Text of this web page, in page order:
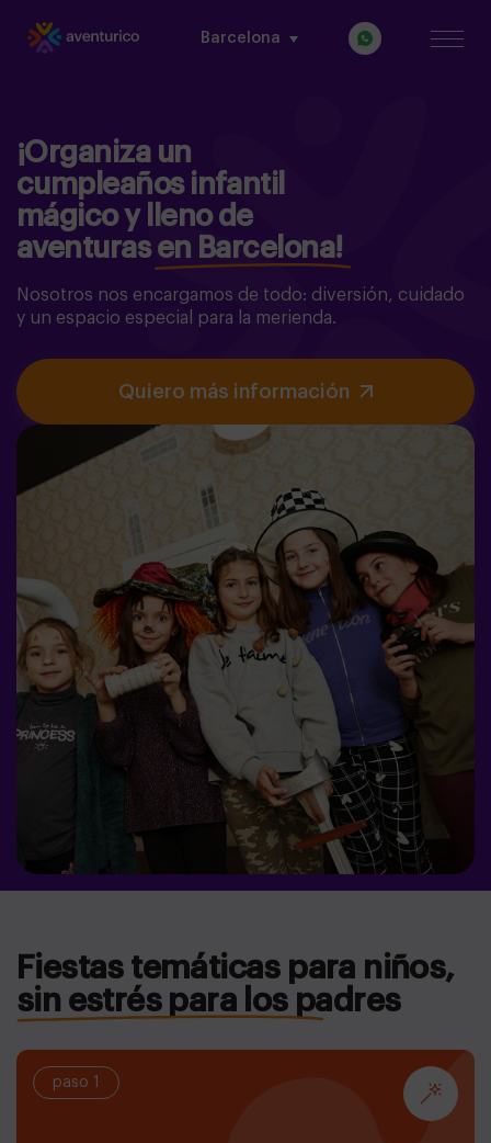
Barcelona
¡Organiza un
cumpleaños infantil
mágico y lleno de
aventuras en Barcelona!
Nosotros nos encargamos de todo: diversión, cuidado
y un espacio especial para la merienda.
Quiero más información
Fiestas temáticas para niños,
sin estrés para los padres
paso 1